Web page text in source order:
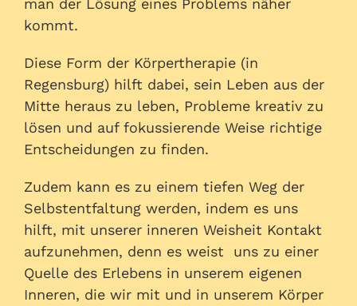
kommt.
Diese Form der Körpertherapie (in
Regensburg) hilft dabei, sein Leben aus der
Mitte heraus zu leben, Probleme kreativ zu
lösen und auf fokussierende Weise richtige
Entscheidungen zu finden.
Zudem kann es zu einem tiefen Weg der
Selbstentfaltung werden, indem es uns
hilft, mit unserer inneren Weisheit Kontakt
aufzunehmen, denn es weist uns zu einer
Quelle des Erlebens in unserem eigenen
Inneren, die wir mit und in unserem Körper